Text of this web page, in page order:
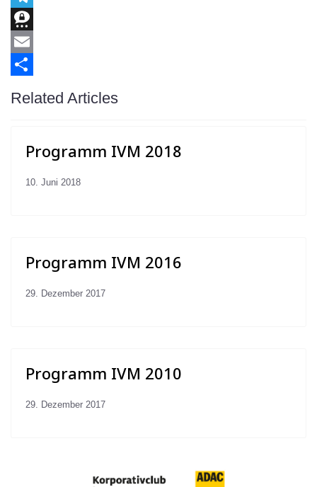
Telegram
Threema
Email
Related Articles
Programm IVM 2018
10. Juni 2018
Programm IVM 2016
29. Dezember 2017
Programm IVM 2010
29. Dezember 2017